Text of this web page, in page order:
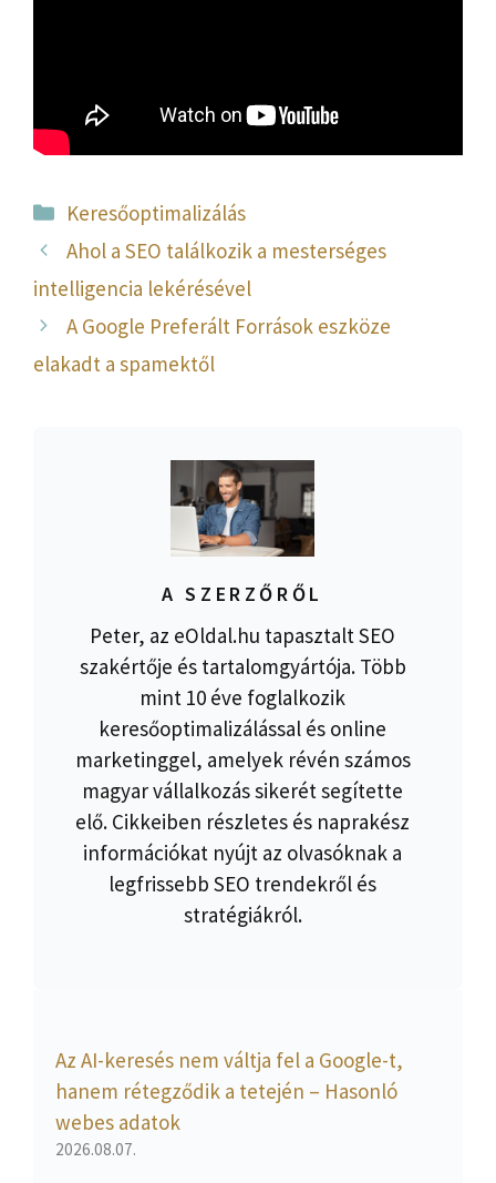
Kategória
Keresőoptimalizálás
Ahol a SEO találkozik a mesterséges
intelligencia lekérésével
A Google Preferált Források eszköze
elakadt a spamektől
A SZERZŐRŐL
Peter, az eOldal.hu tapasztalt SEO
szakértője és tartalomgyártója. Több
mint 10 éve foglalkozik
keresőoptimalizálással és online
marketinggel, amelyek révén számos
magyar vállalkozás sikerét segítette
elő. Cikkeiben részletes és naprakész
információkat nyújt az olvasóknak a
legfrissebb SEO trendekről és
stratégiákról.
Az AI-keresés nem váltja fel a Google-t,
hanem rétegződik a tetején – Hasonló
webes adatok
2026.08.07.